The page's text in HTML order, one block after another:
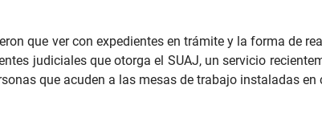
que ver con expedientes en trámite y la forma de
judiciales que otorga el SUAJ, un servicio
que acuden a las mesas de trabajo instaladas en